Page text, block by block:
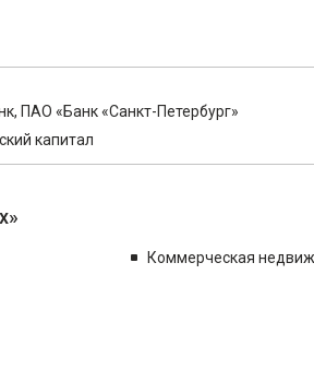
ПАО «Банк «Санкт-Петербург»
капитал
Коммерческая